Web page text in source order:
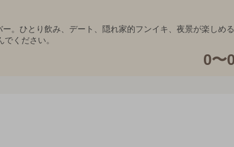
。ひとり飲み、デート、隠れ家的フンイキ、夜景が楽しめ
ください。
0〜